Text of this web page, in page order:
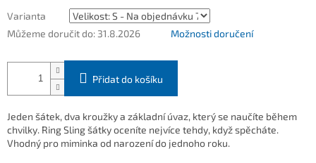
Varianta
Můžeme doručit do: 31.8.2026 Možnosti doručení
Přidat do košíku
Jeden šátek, dva kroužky a základní úvaz, který se naučíte během
chvilky. Ring Sling šátky oceníte nejvíce tehdy, když spěcháte.
Vhodný pro miminka od narození do jednoho roku.